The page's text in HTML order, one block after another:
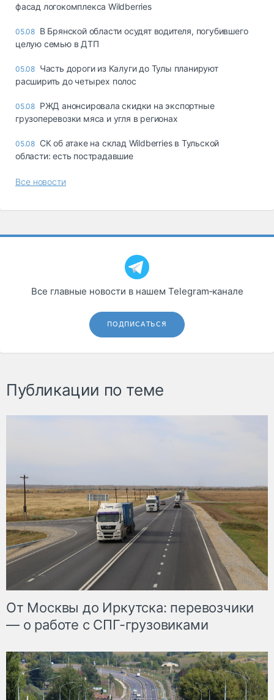
фасад логокомплекса Wildberries
05.08 В Брянской области осудят водителя, погубившего
целую семью в ДТП
05.08 Часть дороги из Калуги до Тулы планируют
расширить до четырех полос
05.08 РЖД анонсировала скидки на экспортные
грузоперевозки мяса и угля в регионах
05.08 СК об атаке на склад Wildberries в Тульской
области: есть пострадавшие
Все новости
Все главные новости в нашем Telegram‑канале
ПОДПИСАТЬСЯ
Публикации по теме
От Москвы до Иркутска: перевозчики
— о работе с СПГ-грузовиками